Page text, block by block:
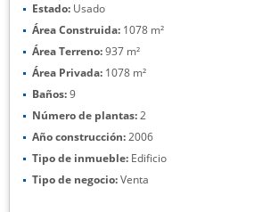
Estado: Usado
Área Construida: 1078 m²
Área Terreno:937 m²
Área Privada: 1078 m²
Baños:9
Número de plantas:2
Año construcción:2006
Tipo de inmueble: Edificio
Tipo de negocio:Venta